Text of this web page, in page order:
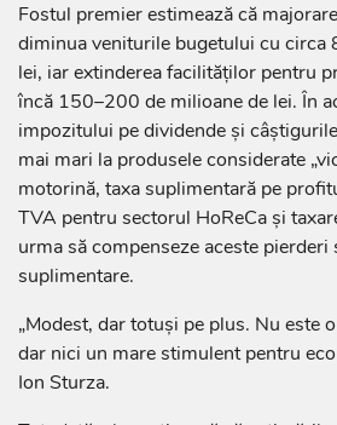
Fostul premier estimează că
diminua veniturile bugetului cu circa
lei, iar extinderea facilităților pentru
încă 150–200 de milioane de lei. În
impozitului pe dividende și
mai mari la produsele considerate
motorină, taxa suplimentară pe
TVA pentru sectorul HoReCa și
urma să compenseze aceste pierderi
suplimentare.
„Modest, dar totuși pe plus. Nu este
dar nici un mare stimulent pentru
Ion Sturza.